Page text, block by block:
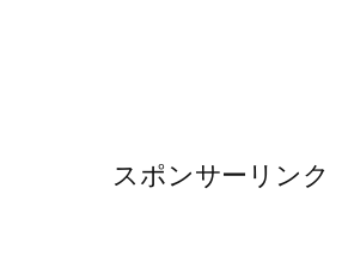
スポンサーリンク